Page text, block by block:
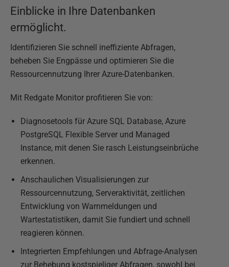
Einblicke in Ihre Datenbanken
ermöglicht.
Identifizieren Sie schnell ineffiziente Abfragen,
beheben Sie Engpässe und optimieren Sie die
Ressourcennutzung Ihrer Azure-Datenbanken.
Mit Redgate Monitor profitieren Sie von:
Diagnosetools für Azure SQL Database, Azure
PostgreSQL Flexible Server und Managed
Instance, mit denen Sie rasch Leistungseinbrüche
erkennen.
Anschaulichen Visualisierungen zur
Ressourcennutzung, Serveraktivität, zeitlichen
Entwicklung von Warnmeldungen und
Wartestatistiken, damit Sie fundiert und schnell
reagieren können.
Integrierten Empfehlungen und Abfrage-Analysen
zur Behebung kostspieliger Abfragen, sowohl bei